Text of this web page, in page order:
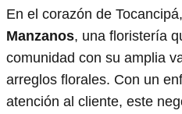
En el corazón de
Manzanos, una floristería
comunidad con su amplia
arreglos florales. Con un
atención al cliente, este